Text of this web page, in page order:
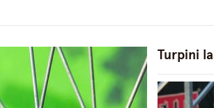
Turpini